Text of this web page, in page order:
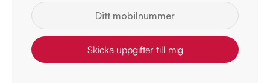
Skicka uppgifter till mig